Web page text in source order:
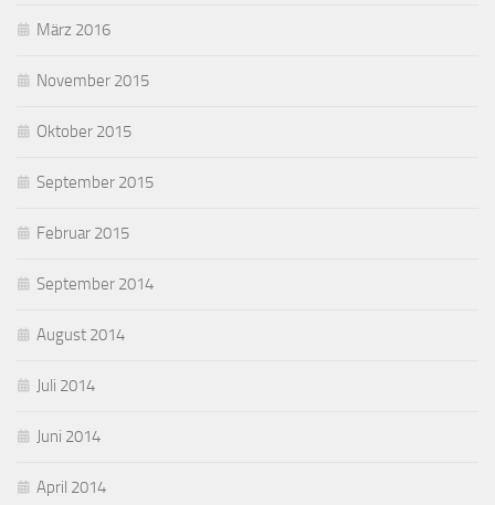
März 2016
November 2015
Oktober 2015
September 2015
Februar 2015
September 2014
August 2014
Juli 2014
Juni 2014
April 2014